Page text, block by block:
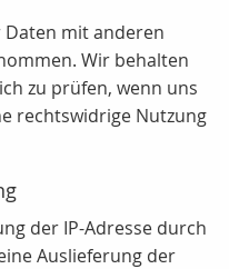
mit anderen
Wir behalten
zu prüfen, wenn uns
rechtswidrige Nutzung
der IP-Adresse durch
Auslieferung der